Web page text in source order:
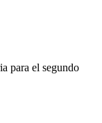
para el segundo